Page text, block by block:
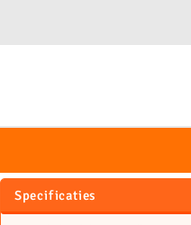
Specificaties